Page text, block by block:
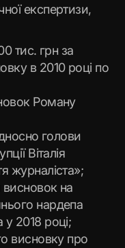
експертизи,
тис. грн за
в 2010 році по
Роману
голови
Віталія
журналіста»;
на
нардепа
2018 році;
висновку про